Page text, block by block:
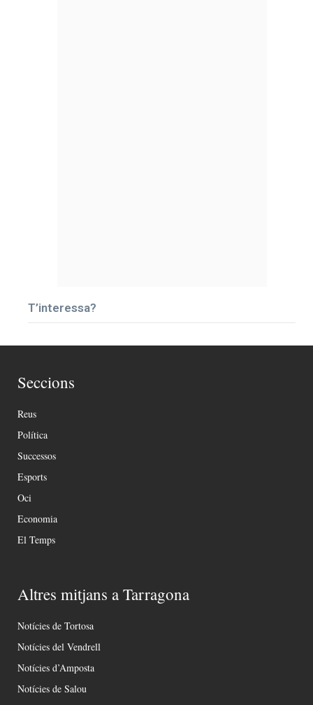
T’interessa?
Seccions
Reus
Política
Successos
Esports
Oci
Economia
El Temps
Altres mitjans a Tarragona
Notícies de Tortosa
Notícies del Vendrell
Notícies d’Amposta
Notícies de Salou